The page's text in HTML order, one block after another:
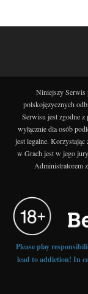
Niniejszy Serwis
polskojęzycznych
Serwisu jest zgodne
wyłącznie dla osób
jest legalne.
w Grach jest w jego
Administratorem
Please play
lead to addiction! In